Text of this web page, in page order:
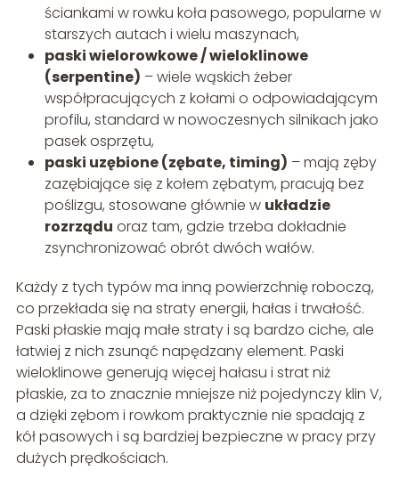
ściankami w rowku koła pasowego, popularne w
starszych autach i wielu maszynach,
paski wielorowkowe / wieloklinowe
(serpentine) – wiele wąskich żeber
współpracujących z kołami o odpowiadającym
profilu, standard w nowoczesnych silnikach jako
pasek osprzętu,
paski uzębione (zębate, timing) – mają zęby
zazębiające się z kołem zębatym, pracują bez
poślizgu, stosowane głównie w układzie
rozrządu oraz tam, gdzie trzeba dokładnie
zsynchronizować obrót dwóch wałów.
Każdy z tych typów ma inną powierzchnię roboczą,
co przekłada się na straty energii, hałas i trwałość.
Paski płaskie mają małe straty i są bardzo ciche, ale
łatwiej z nich zsunąć napędzany element. Paski
wieloklinowe generują więcej hałasu i strat niż
płaskie, za to znacznie mniejsze niż pojedynczy klin V,
a dzięki zębom i rowkom praktycznie nie spadają z
kół pasowych i są bardziej bezpieczne w pracy przy
dużych prędkościach.